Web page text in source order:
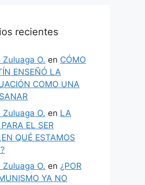
recientes
Zuluaga O. en CÓMO
ENSEÑÓ LA
COMO UNA
Zuluaga O. en LA
EL SER
QUÉ ESTAMOS
Zuluaga O. en ¿POR
YA NO